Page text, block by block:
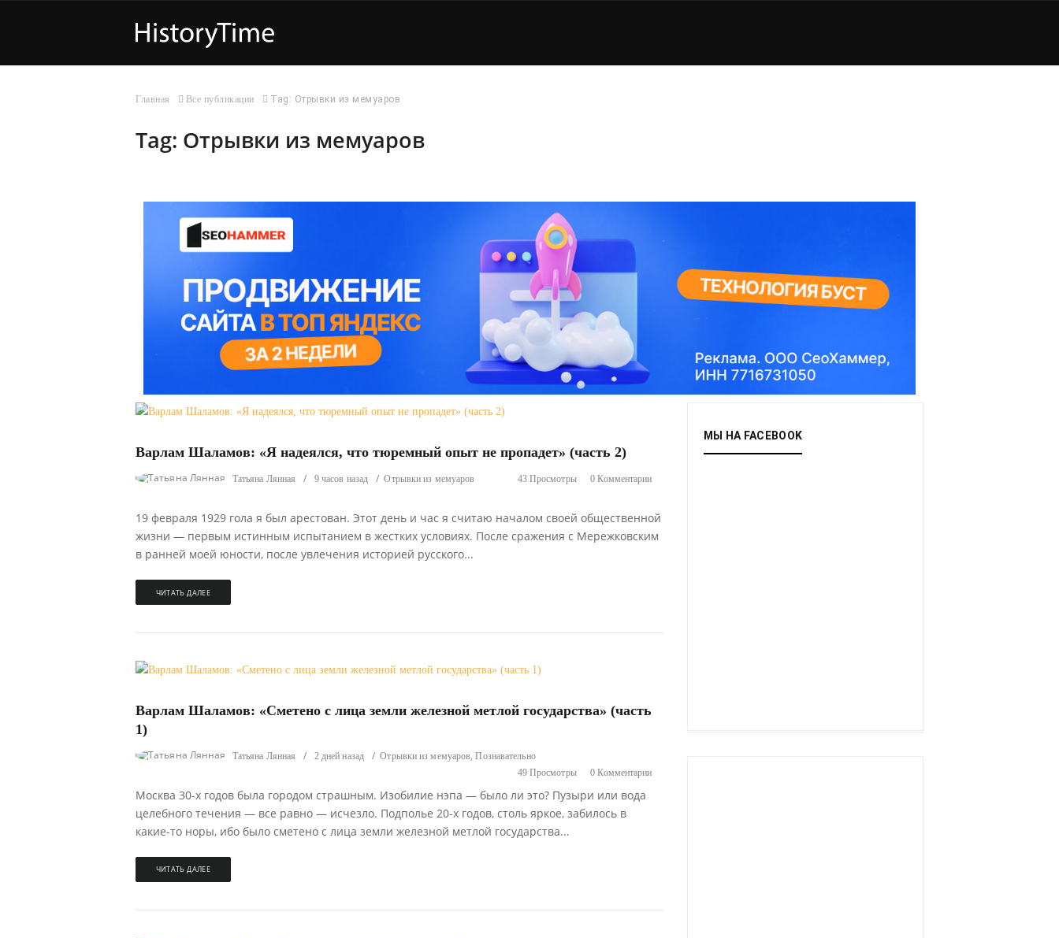
Главная Все публикации Tag: Отрывки из мемуаров
Tag: Отрывки из мемуаров
Варлам Шаламов: «Я надеялся, что тюремный опыт не пропадет» (часть 2)
Татьяна Лянная 9 часов назад Отрывки из мемуаров 43 Просмотры 0 Комментарии
19 февраля 1929 гола я был арестован. Этот день и час я считаю началом своей общественной
жизни — первым истинным испытанием в жестких условиях. После сражения с Мережковским
в ранней моей юности, после увлечения историей русского...
ЧИТАТЬ ДАЛЕЕ
Варлам Шаламов: «Сметено с лица земли железной метлой государства» (часть
1)
Татьяна Лянная 2 дней назад Отрывки из мемуаров,Познавательно
49 Просмотры
0 Комментарии
Москва 30-х годов была городом страшным. Изобилие нэпа — было ли это? Пузыри или вода
целебного течения — все равно — исчезло. Подполье 20-х годов, столь яркое, забилось в
какие-то норы, ибо было сметено с лица земли железной метлой государства...
ЧИТАТЬ ДАЛЕЕ
МЫ НА FACEBOOK